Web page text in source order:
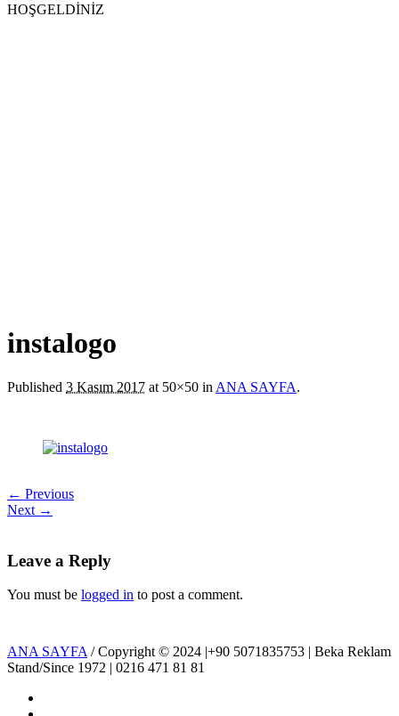
HOŞGELDİNİZ
instalogo
Published 3 Kasım 2017 at 50×50 in ANA SAYFA.
← Previous
Next →
Leave a Reply
You must be logged in to post a comment.
ANA SAYFA / Copyright © 2024 |+90 5071835753 | Beka Reklam
Stand/Since 1972 | 0216 471 81 81